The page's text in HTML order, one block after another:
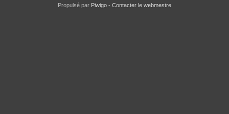
Propulsé par Piwigo - Contacter le webmestre